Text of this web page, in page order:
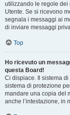
utilizzando le regole dei
Utente. Se si ricevono
segnala i messaggi ai
di inviare messaggi
Top
Ho ricevuto un
questa Board!
Ci dispiace. Il sistema
sistema di protezione
mandare una copia del
anche l’intestazione, in